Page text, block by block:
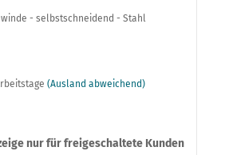
- selbstschneidend - Stahl
(Ausland abweichend)
nur für freigeschaltete Kunden